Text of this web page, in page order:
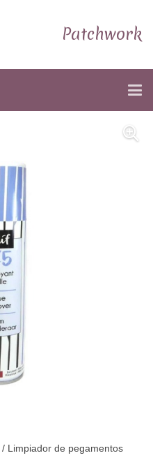
Patchwork
/ Limpiador de pegamentos